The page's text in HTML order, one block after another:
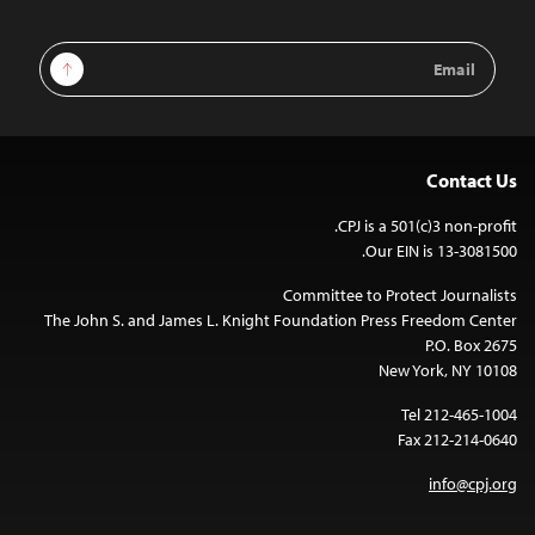
Email
Address
Sign Up
Contact Us
CPJ is a 501(c)3 non-profit.
Our EIN is 13-3081500.
Committee to Protect Journalists
The John S. and James L. Knight Foundation Press Freedom Center
P.O. Box 2675
New York, NY 10108
Tel 212-465-1004
Fax 212-214-0640
info@cpj.org